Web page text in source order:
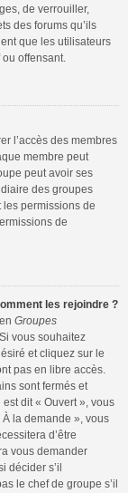
de verrouiller,
des forums qu’ils
que les utilisateurs
offensant.
l’accès des membres
membre peut
peut avoir ses
des groupes
permissions de
de
les rejoindre ?
Groupes
vous souhaitez
et cliquez sur le
pas en libre accès.
sont fermés et
dit « Ouvert », vous
la demande », vous
d’être
vous demander
décider s’il
le chef de groupe s’il